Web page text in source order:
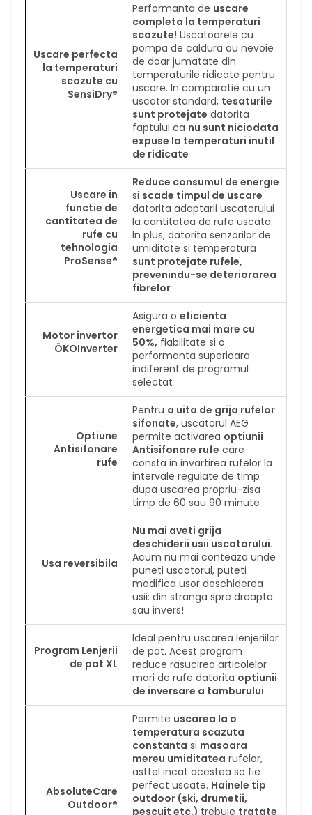
Uscare perfecta
la temperaturi
scazute cu
SensiDry®
Performanta de uscare
completa la temperaturi
scazute! Uscatoarele cu
pompa de caldura au nevoie
de doar jumatate din
temperaturile ridicate pentru
uscare. In comparatie cu un
uscator standard, tesaturile
sunt protejate datorita
faptului ca nu sunt niciodata
expuse la temperaturi inutil
de ridicate
Uscare in
functie de
cantitatea de
rufe cu
tehnologia
ProSense®
Reduce consumul de energie
si scade timpul de uscare
datorita adaptarii uscatorului
la cantitatea de rufe uscata.
In plus, datorita senzorilor de
umiditate si temperatura
sunt protejate rufele,
prevenindu-se deteriorarea
fibrelor
Motor invertor
ÖKOInverter
Asigura o eficienta
energetica mai mare cu
50%, fiabilitate si o
performanta superioara
indiferent de programul
selectat
Optiune
Antisifonare
rufe
Pentru a uita de grija rufelor
sifonate, uscatorul AEG
permite activarea optiunii
Antisifonare rufe care
consta in invartirea rufelor la
intervale regulate de timp
dupa uscarea propriu-zisa
timp de 60 sau 90 minute
Usa reversibila
Nu mai aveti grija
deschiderii usii uscatorului.
Acum nu mai conteaza unde
puneti uscatorul, puteti
modifica usor deschiderea
usii: din stranga spre dreapta
sau invers!
Program Lenjerii
de pat XL
Ideal pentru uscarea lenjeriilor
de pat. Acest program
reduce rasucirea articolelor
mari de rufe datorita optiunii
de inversare a tamburului
AbsoluteCare
Outdoor®
Permite uscarea la o
temperatura scazuta
constanta si masoara
mereu umiditatea rufelor,
astfel incat acestea sa fie
perfect uscate. Hainele tip
outdoor (ski, drumetii,
pescuit etc.) trebuie tratate